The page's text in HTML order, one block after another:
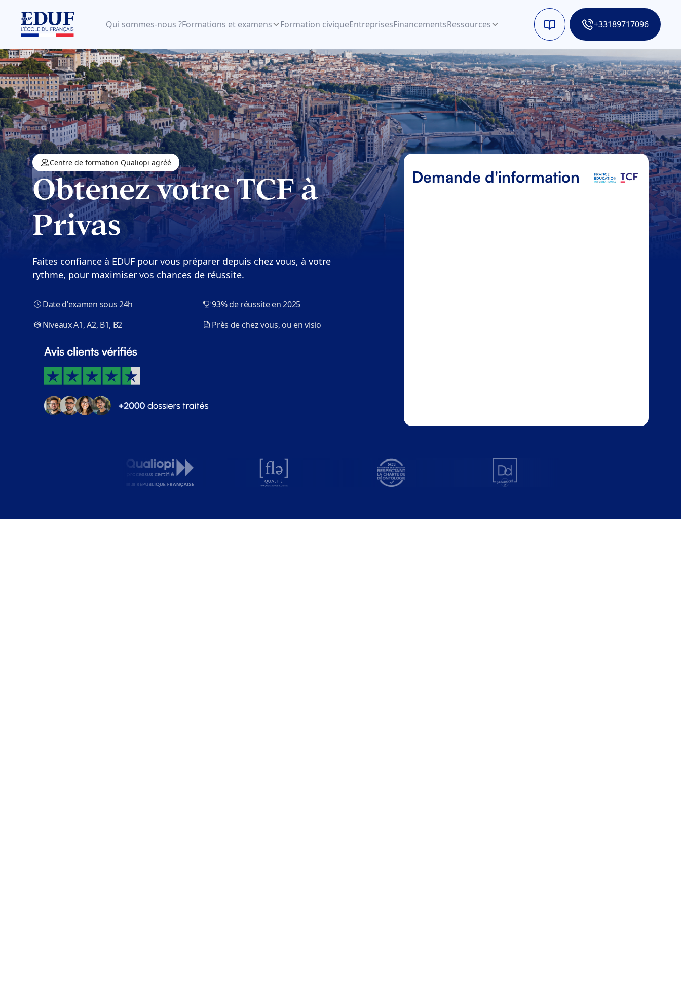
Qui sommes-nous ?Formations et examens Formation civiqueEntreprisesFinancementsRessources +33189717096
Centre de formation Qualiopi agréé
Obtenez votre TCF à
Privas
Faites confiance à EDUF pour vous préparer depuis chez vous, à votre
rythme, pour maximiser vos chances de réussite.
Date d'examen sous 24h
93% de réussite en 2025
Niveaux A1, A2, B1, B2
Près de chez vous, ou en visio
Demande d'information